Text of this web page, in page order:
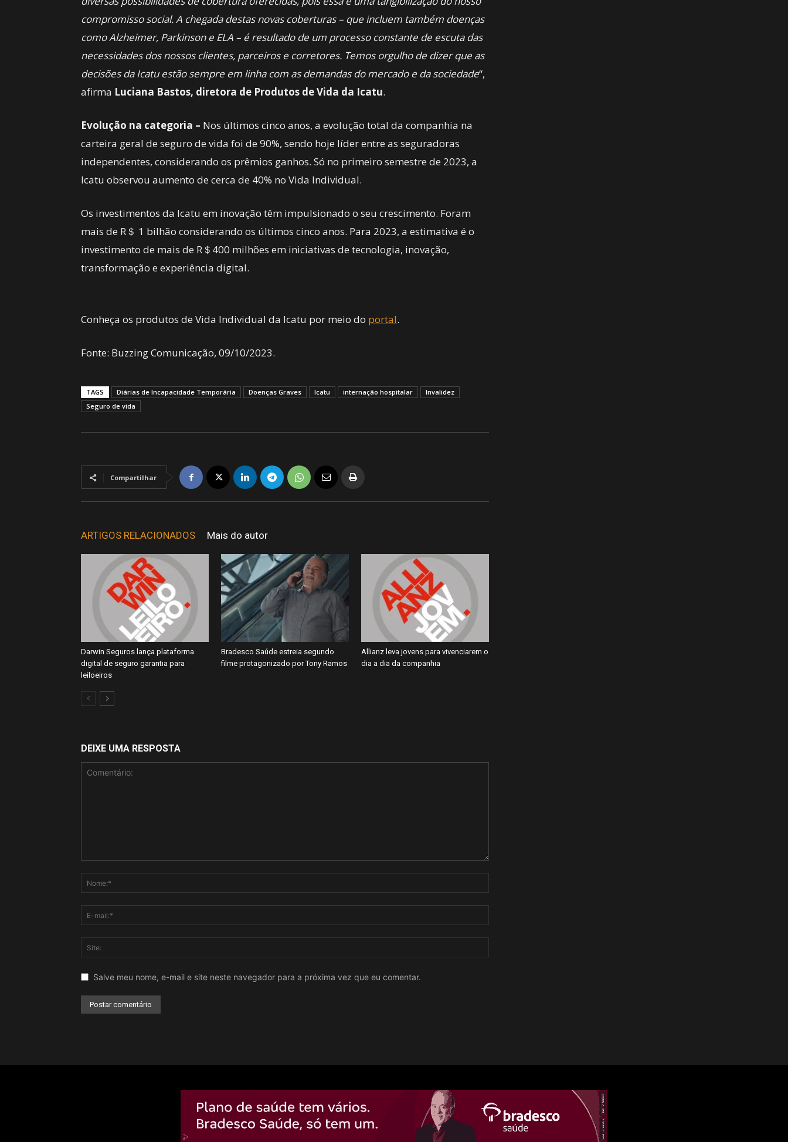
compromisso social. A chegada destas novas coberturas – que incluem também doenças
como Alzheimer, Parkinson e ELA – é resultado de um processo constante de escuta das
necessidades dos nossos clientes, parceiros e corretores. Temos orgulho de dizer que as
decisões da Icatu estão sempre em linha com as demandas do mercado e da sociedade“,
afirma Luciana Bastos, diretora de Produtos de Vida da Icatu.
Evolução na categoria – Nos últimos cinco anos, a evolução total da companhia na
carteira geral de seguro de vida foi de 90%, sendo hoje líder entre as seguradoras
independentes, considerando os prêmios ganhos. Só no primeiro semestre de 2023, a
Icatu observou aumento de cerca de 40% no Vida Individual.
Os investimentos da Icatu em inovação têm impulsionado o seu crescimento. Foram
mais de R＄ 1 bilhão considerando os últimos cinco anos. Para 2023, a estimativa é o
investimento de mais de R＄400 milhões em iniciativas de tecnologia, inovação,
transformação e experiência digital.
Conheça os produtos de Vida Individual da Icatu por meio do portal.
Fonte: Buzzing Comunicação, 09/10/2023.
TAGS Diárias de Incapacidade Temporária Doenças Graves Icatu internação hospitalar
Invalidez
Seguro de vida
Compartilhar
ARTIGOS RELACIONADOS Mais do autor
Darwin Seguros lança plataforma
digital de seguro garantia para
leiloeiros
Bradesco Saúde estreia segundo
filme protagonizado por Tony Ramos
Allianz leva jovens para vivenciarem o
dia a dia da companhia
DEIXE UMA RESPOSTA
Salve meu nome, e-mail e site neste navegador para a próxima vez que eu comentar.